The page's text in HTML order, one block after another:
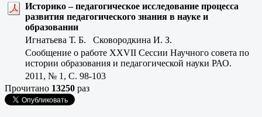
Историко – педагогическое исследование процесса
развития педагогического знания в науке и
образовании
Игнатьева Т. Б. Сковородкина И. З.
Сообщение о работе ХХVII Сессии Научного совета по
истории образования и педагогической науки РАО.
2011, № 1, C. 98-103
Прочитано 13250 раз